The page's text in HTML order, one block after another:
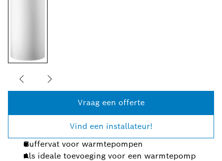
Vraag een offerte
Vind een installateur!
Buffervat voor warmtepompen
Als ideale toevoeging voor een warmtepomp